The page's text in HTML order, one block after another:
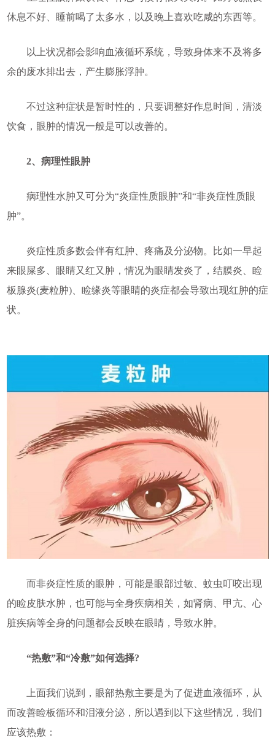
休息不好、睡前喝了太多水，以及晚上喜欢吃咸的东西等。
以上状况都会影响血液循环系统，导致身体来不及将多
余的废水排出去，产生膨胀浮肿。
不过这种症状是暂时性的，只要调整好作息时间，清淡
饮食，眼肿的情况一般是可以改善的。
2、病理性眼肿
病理性水肿又可分为“炎症性质眼肿”和“非炎症性质眼
肿”。
炎症性质多数会伴有红肿、疼痛及分泌物。比如一早起
来眼屎多、眼睛又红又肿，情况为眼睛发炎了，结膜炎、睑
板腺炎(麦粒肿)、睑缘炎等眼睛的炎症都会导致出现红肿的症
状。
而非炎症性质的眼肿，可能是眼部过敏、蚊虫叮咬出现
的睑皮肤水肿，也可能与全身疾病相关，如肾病、甲亢、心
脏疾病等全身的问题都会反映在眼睛，导致水肿。
“热敷”和“冷敷”如何选择?
上面我们说到，眼部热敷主要是为了促进血液循环，从
而改善睑板循环和泪液分泌，所以遇到以下这些情况，我们
应该热敷：